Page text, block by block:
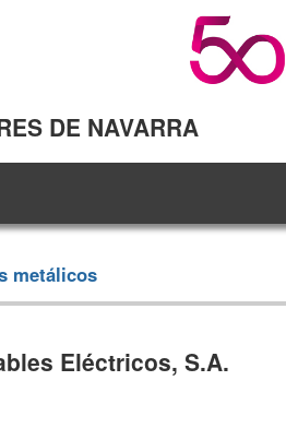
DE NAVARRA
metálicos
Eléctricos, S.A.